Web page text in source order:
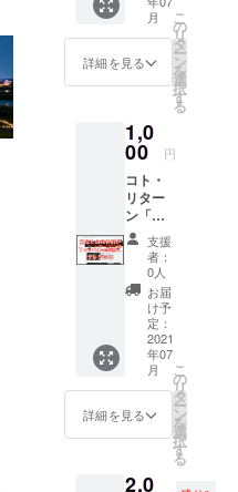
きたいと思
きていまし
ることが
きっかけで
キャンドル
ナイトを始
めました。
音楽が大好
きで、毎年
フジロック
などのフェ
スに出かけ
ています。
実は、２０
０２年のフ
フィールド
三密対
策も兼
ねて、
イン
ター
ネット
は現地
の正確
な場所
は記載
せず
「でき
るだけ
オンラ
インで
お楽し
みくだ
さい」
という
誘導を
しなが
ら、サ
プライ
な）イ
月
詳細を見る
こ
の
リ
タ
ー
ン
を
選
択
す
る
1,0
00 円
コト・
リター
ン「報
告動画
に名前
が掲載
されま
す！」
イベン
ト中に
撮影し
た動画
を使っ
て、２
０２１
年７月
アップ
支援
者：
0人
お届
け予
定：
2021
年07
月
詳細を見る
こ
の
リ
タ
ー
ン
を
選
択
す
る
2,0